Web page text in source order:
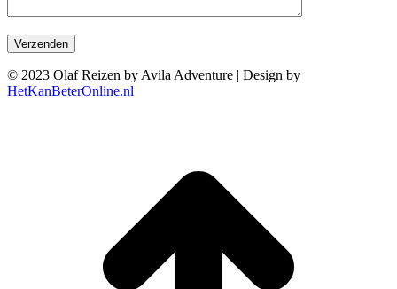
© 2023 Olaf Reizen by Avila Adventure | Design by
HetKanBeterOnline.nl